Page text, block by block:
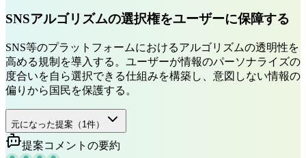
SNSアルゴリズムの選択権をユーザーに保障する
SNS等のプラットフォームにおけるアルゴリズムの透明性を
高める規制を導入する。ユーザーが情報のパーソナライズの
度合いを自ら選択できる仕組みを構築し、意図しない情報の
偏りから国民を保護する。
元になった提案（ 1件）
提案コメントの要約